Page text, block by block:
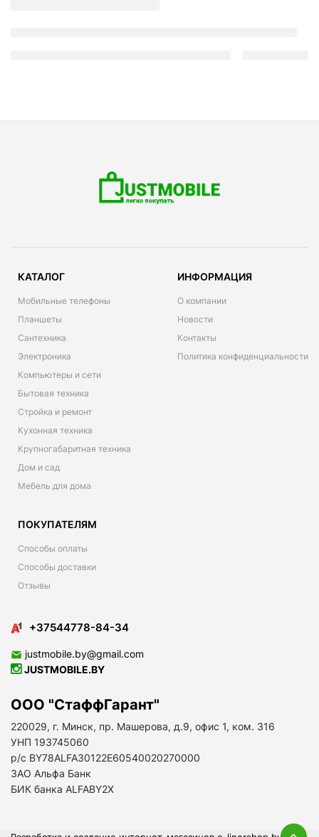
КАТАЛОГ
Мобильные телефоны
Планшеты
Сантехника
Электроника
Компьютеры и сети
Бытовая техника
Стройка и ремонт
Кухонная техника
Крупногабаритная техника
Дом и сад
Мебель для дома
ИНФОРМАЦИЯ
О компании
Новости
Контакты
Политика конфиденциальности
ПОКУПАТЕЛЯМ
Способы оплаты
Способы доставки
Отзывы
+37544778-84-34
justmobile.by@gmail.com
JUSTMOBILE.BY
ООО "СтаффГарант"
220029, г. Минск, пр. Машерова, д.9, офис 1, ком. 316
УНП 193745060
р/с BY78ALFA30122E60540020270000
ЗАО Альфа Банк
БИК банка ALFABY2X